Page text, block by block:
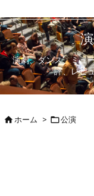
演劇、ダンス、ミュ
評、レビ
ホーム > 公演